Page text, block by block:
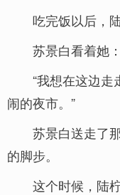
吃完饭以后，
苏景白看着她
“我想在这边
闹的夜市。”
苏景白送走了
的脚步。
这个时候，陆